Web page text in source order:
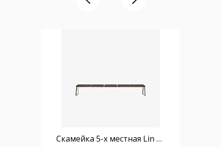
Скамейка 5-х местная Lin Tapiz с обитым сиденьем